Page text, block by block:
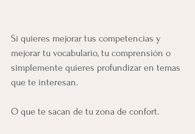
Si quieres mejorar tus competencias y
mejorar tu vocabulario, tu comprensión o
simplemente quieres profundizar en temas
que te interesan.
O que te sacan de tu zona de confort.